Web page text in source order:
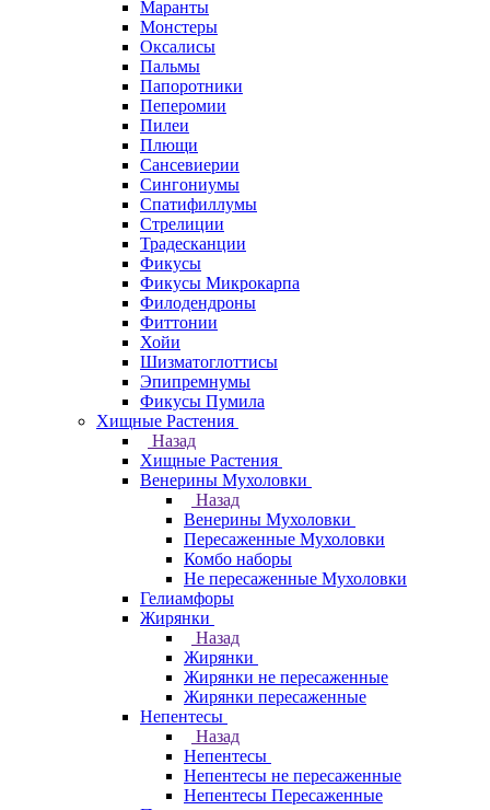
Маранты
Монстеры
Оксалисы
Пальмы
Папоротники
Пеперомии
Пилеи
Плющи
Сансевиерии
Сингониумы
Спатифиллумы
Стрелиции
Традесканции
Фикусы
Фикусы Микрокарпа
Филодендроны
Фиттонии
Хойи
Шизматоглоттисы
Эпипремнумы
Фикусы Пумила
Хищные Растения
Назад
Хищные Растения
Венерины Мухоловки
Назад
Венерины Мухоловки
Пересаженные Мухоловки
Комбо наборы
Не пересаженные Мухоловки
Гелиамфоры
Жирянки
Назад
Жирянки
Жирянки не пересаженные
Жирянки пересаженные
Непентесы
Назад
Непентесы
Непентесы не пересаженные
Непентесы Пересаженные